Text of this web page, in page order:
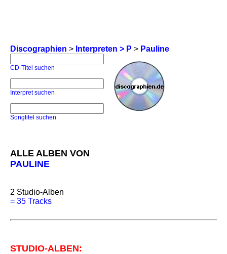
Discographien > Interpreten > P > Pauline
CD-Titel suchen
Interpret suchen
Songtitel suchen
ALLE ALBEN VON
PAULINE
2 Studio-Alben
= 35 Tracks
STUDIO-ALBEN: